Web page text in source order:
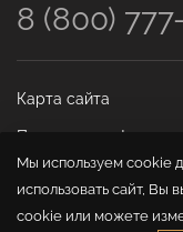
Мы используем cookie
использовать сайт, Вы
cookie или можете
8 (800)
Карта сайта
Политика